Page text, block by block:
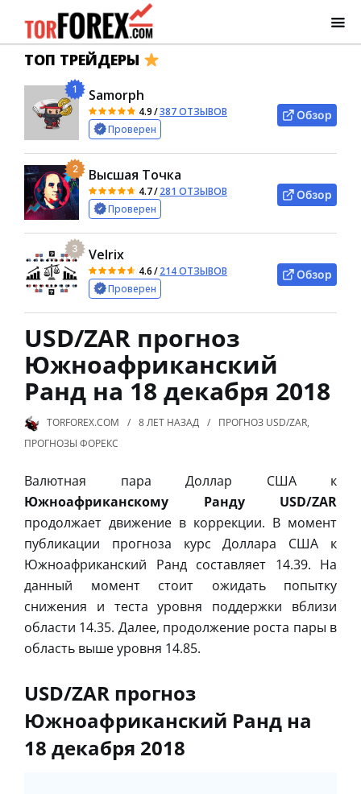
ТОП ТРЕЙДЕРЫ
1 Samorph
4.9/387 ОТЗЫВОВ
Проверен
Обзор
2 Высшая Точка
4.7/281 ОТЗЫВОВ
Проверен
Обзор
3 Velrix
4.6/214 ОТЗЫВОВ
Проверен
Обзор
USD/ZAR прогноз
Южноафриканский
Ранд на 18 декабря 2018
TORFOREX.COM 8 ЛЕТ НАЗАД ПРОГНОЗ USD/ZAR,
ПРОГНОЗЫ ФОРЕКС
Валютная пара Доллар США к
Южноафриканскому Ранду USD/ZAR
продолжает движение в коррекции. В момент
публикации прогноза курс Доллара США к
Южноафриканский Ранд составляет 14.39. На
данный момент стоит ожидать попытку
снижения и теста уровня поддержки вблизи
области 14.35. Далее, продолжение роста пары в
область выше уровня 14.85.
USD/ZAR прогноз
Южноафриканский Ранд на
18 декабря 2018